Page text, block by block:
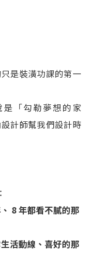
是裝潢功課的第一
「勾勒夢想的家
計師幫我們設計時
8 年都看不膩的那
活動線、喜好的那